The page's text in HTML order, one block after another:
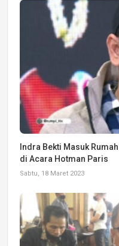
Indra Bekti Masuk
di Acara Hotman Paris
Sabtu, 18 Maret 2023